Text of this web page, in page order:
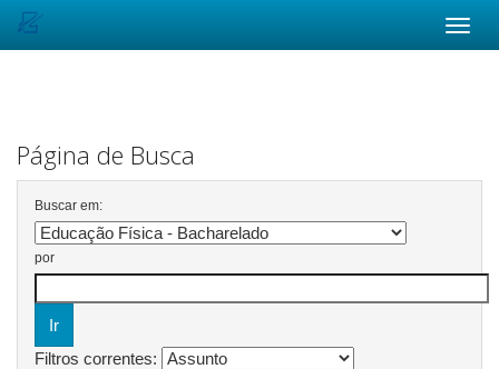
Página de Busca
Buscar em:
por
Filtros correntes: